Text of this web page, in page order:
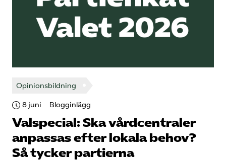
Opinionsbildning
8 juni Blogginlägg
Valspecial: Ska vårdcentraler
anpassas efter lokala behov?
Så tycker partierna